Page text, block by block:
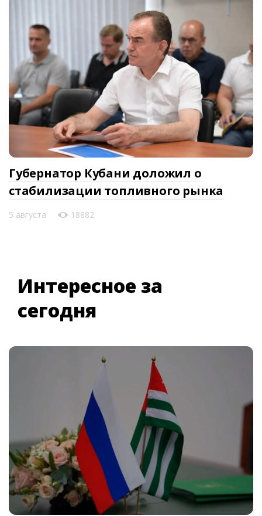
Губернатор Кубани доложил о
стабилизации топливного рынка
5 августа 18882
Интересное за
сегодня